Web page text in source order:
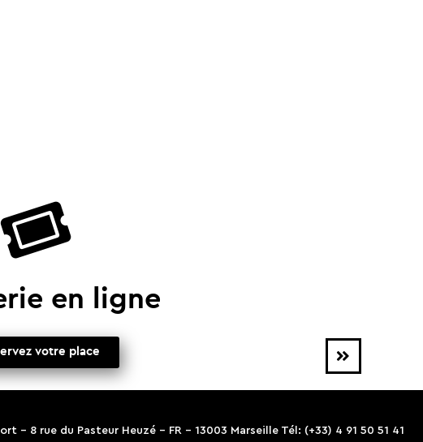
en ligne
votre place
- 8 rue du Pasteur Heuzé - FR - 13003 Marseille Tél: (+33) 4 91 50 51 41